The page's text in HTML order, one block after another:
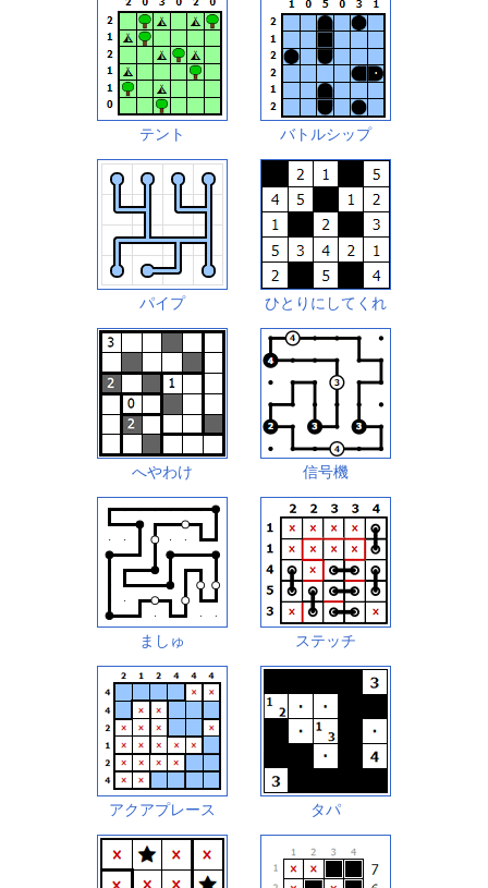
テント バトルシップ
パイプ ひとりにしてくれ
へやわけ 信号機
ましゅ ステッチ
アクアプレース タパ